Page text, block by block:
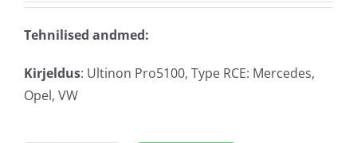
Tehnilised andmed:
Kirjeldus: Ultinon Pro5100, Type RCE: Mercedes,
Opel, VW